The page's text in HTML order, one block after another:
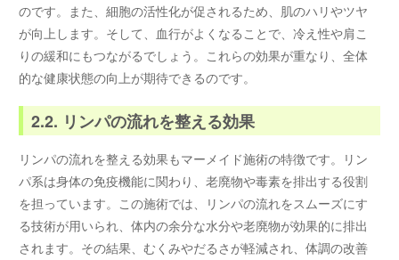
のです。また、細胞の活性化が促されるため、肌のハリやツヤ
が向上します。そして、血行がよくなることで、冷え性や肩こ
りの緩和にもつながるでしょう。これらの効果が重なり、全体
的な健康状態の向上が期待できるのです。
2.2. リンパの流れを整える効果
リンパの流れを整える効果もマーメイド施術の特徴です。リン
パ系は身体の免疫機能に関わり、老廃物や毒素を排出する役割
を担っています。この施術では、リンパの流れをスムーズにす
る技術が用いられ、体内の余分な水分や老廃物が効果的に排出
されます。その結果、むくみやだるさが軽減され、体調の改善